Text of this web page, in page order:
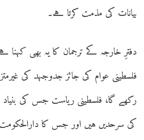
بیانات کی مذمت کرتا ہے۔
دفترِ خارجہ کے ترجمان کا یہ بھی کہنا
فلسطینی عوام کی جائز جدوجہد کی
کی سرحدیں ہیں اور جس کا